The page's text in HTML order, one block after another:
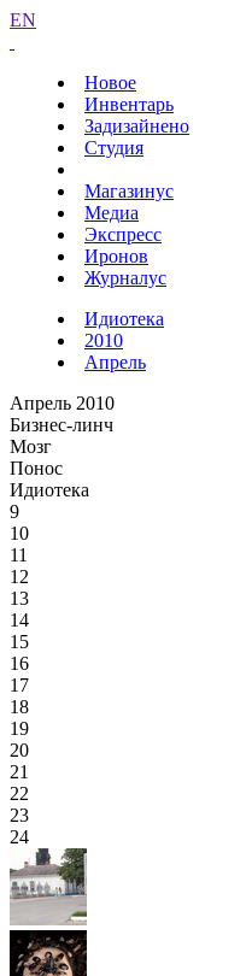
EN
Новое
Инвентарь
Задизайнено
Студия
Магазинус
Медиа
Экспресс
Иронов
Журналус
Идиотека
2010
Апрель
Апрель 2010
Бизнес-линч
Мозг
Понос
Идиотека
9
10
11
12
13
14
15
16
17
18
19
20
21
22
23
24